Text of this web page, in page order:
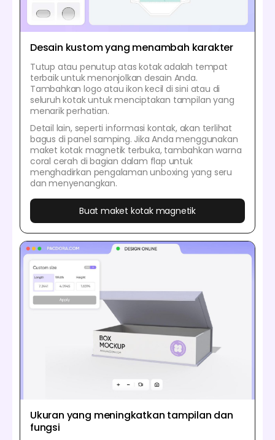
Desain kustom yang menambah karakter
Tutup atau penutup atas kotak adalah tempat
terbaik untuk menonjolkan desain Anda.
Tambahkan logo atau ikon kecil di sini atau di
seluruh kotak untuk menciptakan tampilan yang
menarik perhatian.
Detail lain, seperti informasi kontak, akan terlihat
bagus di panel samping. Jika Anda menggunakan
maket kotak magnetik terbuka, tambahkan warna
coral cerah di bagian dalam flap untuk
menghadirkan pengalaman unboxing yang seru
dan menyenangkan.
Buat maket kotak magnetik
Ukuran yang meningkatkan tampilan dan
fungsi